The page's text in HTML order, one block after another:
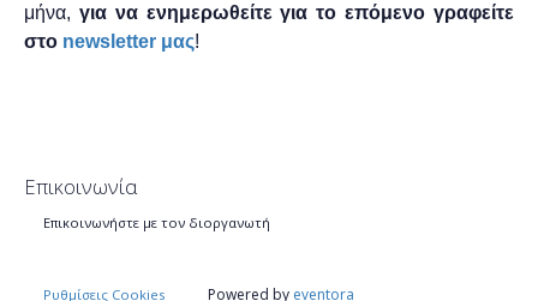
μήνα, για να ενημερωθείτε για το επόμενο γραφείτε
στο newsletter μας!
Επικοινωνία
Επικοινωνήστε με τον διοργανωτή
Powered by eventora
Ρυθμίσεις Cookies